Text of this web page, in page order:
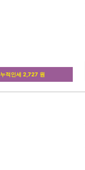
누적인세 2,727 원